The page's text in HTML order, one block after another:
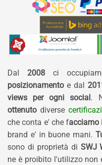
Dal 2008 ci
posizionamento e dal
views per ogni social.
ottenuto diverse
che conta e' che facciamo
brand e' in buone mani.
sono di proprietà di SWJ
ne è proibito l'utilizzo non